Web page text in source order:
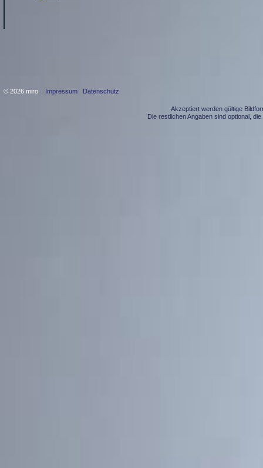
© 2026 miro. Impressum Datenschutz
Akzeptiert werden gültige
Die restlichen Angaben sind optional,